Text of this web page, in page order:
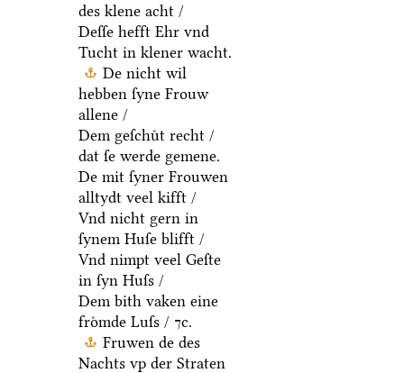
des klene acht /
Deſſe hefft Ehr vnd
Tucht in klener wacht.
De nicht wil
hebben ſyne Frouw
allene /
Dem geſchuͤt recht /
dat ſe werde gemene.
De mit ſyner Frouwen
alltydt veel kifft /
Vnd nicht gern in
ſynem Huſe blifft /
Vnd nimpt veel Geſte
in ſyn Huſs /
Dem bith vaken eine
froͤmde Luſs / ⁊c.
Fruwen de des
Nachts vp der Straten